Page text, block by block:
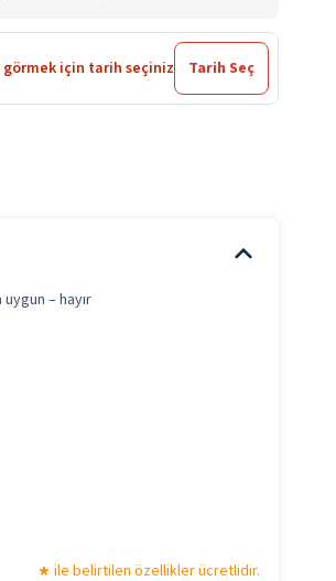
görmek için tarih seçiniz Tarih Seç
– hayır
ile belirtilen özellikler ücretlidir.